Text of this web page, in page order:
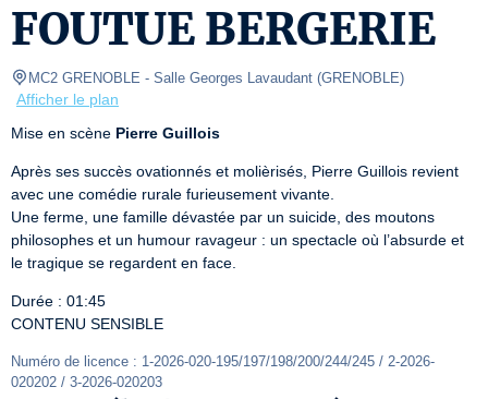
FOUTUE BERGERIE
MC2 GRENOBLE - Salle Georges Lavaudant (GRENOBLE)
Afficher le plan
Mise en scène Pierre Guillois
Après ses succès ovationnés et molièrisés, Pierre Guillois revient
avec une comédie rurale furieusement vivante.
Une ferme, une famille dévastée par un suicide, des moutons
philosophes et un humour ravageur : un spectacle où l’absurde et
le tragique se regardent en face.
Durée : 01:45
CONTENU SENSIBLE
Numéro de licence : 1-2026-020-195/197/198/200/244/245 / 2-2026-
020202 / 3-2026-020203